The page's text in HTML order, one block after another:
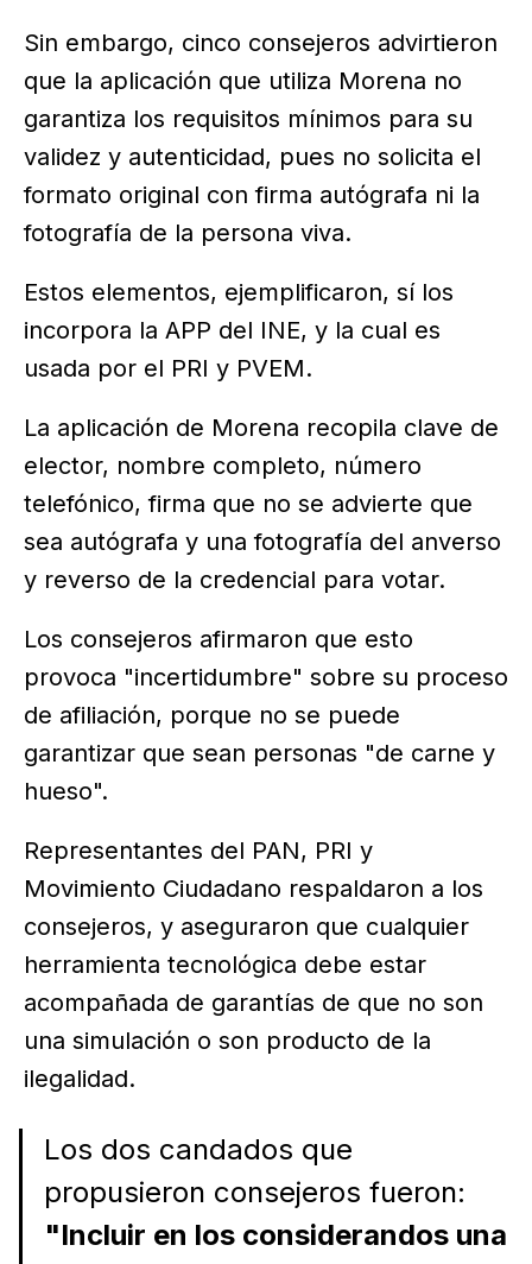
Sin embargo, cinco consejeros advirtieron
que la aplicación que utiliza Morena no
garantiza los requisitos mínimos para su
validez y autenticidad, pues no solicita el
formato original con firma autógrafa ni la
fotografía de la persona viva.
Estos elementos, ejemplificaron, sí los
incorpora la APP del INE, y la cual es
usada por el PRI y PVEM.
La aplicación de Morena recopila clave de
elector, nombre completo, número
telefónico, firma que no se advierte que
sea autógrafa y una fotografía del anverso
y reverso de la credencial para votar.
Los consejeros afirmaron que esto
provoca "incertidumbre" sobre su proceso
de afiliación, porque no se puede
garantizar que sean personas "de carne y
hueso".
Representantes del PAN, PRI y
Movimiento Ciudadano respaldaron a los
consejeros, y aseguraron que cualquier
herramienta tecnológica debe estar
acompañada de garantías de que no son
una simulación o son producto de la
ilegalidad.
Los dos candados que
propusieron consejeros fueron:
"Incluir en los considerandos una